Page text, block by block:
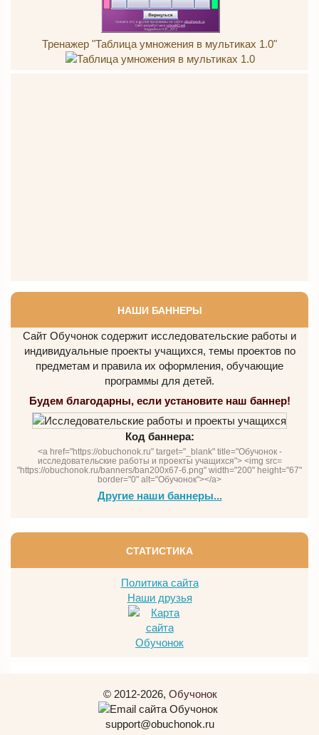
Тренажер "Таблица умножения в мультиках 1.0"
НАШИ БАННЕРЫ
Сайт Обучонок содержит исследовательские работы и
индивидуальные проекты учащихся, темы проектов по
предметам и правила их оформления, обучающие
программы для детей.
Будем благодарны, если установите наш баннер!
Код баннера:
<a href="https://obuchonok.ru" target="_blank" title="Обучонок -
исследовательские работы и проекты учащихся"> <img src=
"https://obuchonok.ru/banners/ban200x67-6.png" width="200" height="67"
border="0" alt="Обучонок"></a>
Другие наши баннеры...
СТАТИСТИКА
Политика сайта
Наши друзья
© 2012-2026, Обучонок
support@obuchonok.ru